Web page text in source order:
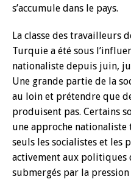
s’accumule dans le pays.
La classe des travailleurs
Turquie a été sous
nationaliste depuis juin,
Une grande partie de la
au loin et prétendre que
produisent pas. Certains
une approche
seuls les socialistes et les
activement aux politiques
submergés par la pression